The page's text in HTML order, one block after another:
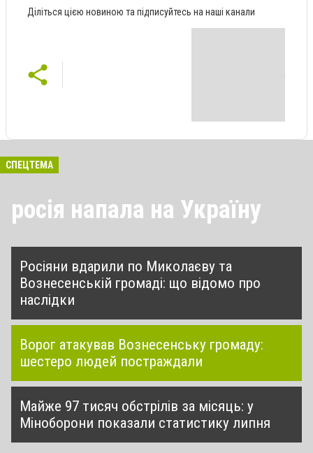
Діліться цією новиною та підписуйтесь на наші канали
СПЕЦТЕМА
росія напала на Україну
Росіяни вдарили по Миколаєву та
Вознесенській громаді: що відомо про
наслідки
Ворог атакував Вознесенську громаду:
шестеро людей постраждали
Майже 97 тисяч обстрілів за місяць: у
Міноборони показали статистику липня